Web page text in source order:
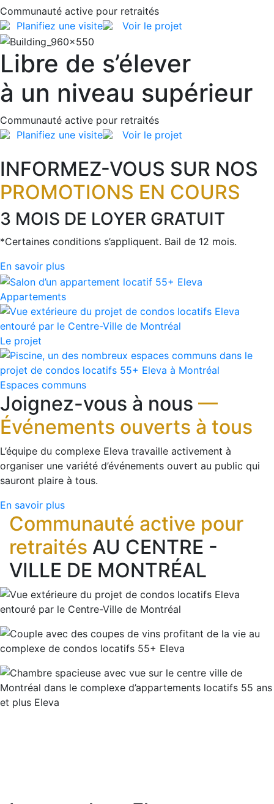
Communauté active pour retraités
Planifiez une visite
Voir le projet
Libre de s’élever
à un niveau supérieur
Communauté active pour retraités
Planifiez une visite
Voir le projet
INFORMEZ-VOUS SUR NOS
PROMOTIONS EN COURS
3 MOIS DE LOYER GRATUIT
*Certaines conditions s’appliquent. Bail de 12 mois.
En savoir plus
Appartements
Le projet
Espaces communs
Joignez-vous à nous —
Événements ouverts à tous
L’équipe du complexe Eleva travaille activement à
organiser une variété d’événements ouvert au public qui
sauront plaire à tous.
En savoir plus
Communauté active pour
retraités AU CENTRE -
VILLE DE MONTRÉAL